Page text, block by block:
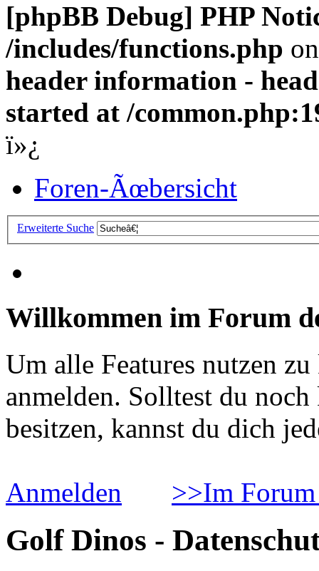
[phpBB Debug] PHP
/includes/functions.php
header information -
started at /
ï»¿
Foren-Ãœbersicht
Erweiterte Suche
Willkommen im Forum
Um alle Features nutzen
anmelden. Solltest du
besitzen, kannst du dich
Anmelden >>Im
Golf Dinos -